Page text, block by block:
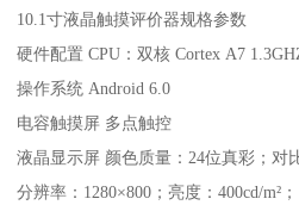
10.1寸液晶触摸评价器规格参数
硬件配置 CPU：双核 Cortex A7
操作系统 Android 6.0
电容触摸屏 多点触控
液晶显示屏 颜色质量：24位真
分辨率：1280×800；亮度：400cd/m²；